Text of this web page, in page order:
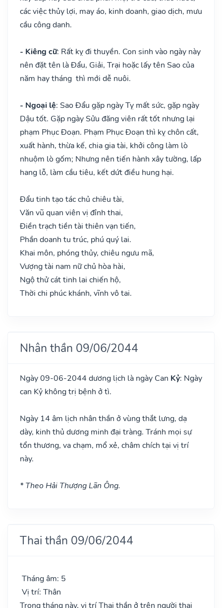
các việc thủy lợi, may áo, kinh doanh, giao dịch, mưu
cầu công danh.
- Kiêng cữ: Rất kỵ đi thuyền. Con sinh vào ngày này
nên đặt tên là Đẩu, Giải, Trại hoặc lấy tên Sao của
năm hay tháng thì mới dễ nuôi.
- Ngoại lệ: Sao Đẩu gặp ngày Tỵ mất sức, gặp ngày
Dậu tốt. Gặp ngày Sửu đăng viên rất tốt nhưng lại
phạm Phục Đoạn. Phạm Phục Đoạn thì kỵ chôn cất,
xuất hành, thừa kế, chia gia tài, khởi công làm lò
nhuộm lò gốm; Nhưng nên tiến hành xây tường, lấp
hang lỗ, làm cầu tiêu, kết dứt điều hung hại.
Đẩu tinh tạo tác chủ chiêu tài,
Văn vũ quan viên vị đỉnh thai,
Điền trạch tiền tài thiên vạn tiến,
Phần doanh tu trúc, phú quý lai.
Khai môn, phóng thủy, chiêu ngưu mã,
Vượng tài nam nữ chủ hòa hài,
Ngộ thử cát tinh lai chiến hộ,
Thời chi phúc khánh, vĩnh vô tai.
Nhân thần 09/06/2044
Ngày 09-06-2044 dương lịch là ngày Can Kỷ: Ngày
can Kỷ không trị bệnh ở tì.
Ngày 14 âm lịch nhân thần ở vùng thắt lưng, dạ
dày, kinh thủ dương minh đại tràng. Tránh mọi sự
tổn thương, va chạm, mổ xẻ, châm chích tại vị trí
này.
* Theo Hải Thượng Lãn Ông.
Thai thần 09/06/2044
Tháng âm: 5
Vị trí: Thân
Trong tháng này, vị trí Thai thần ở trên người thai